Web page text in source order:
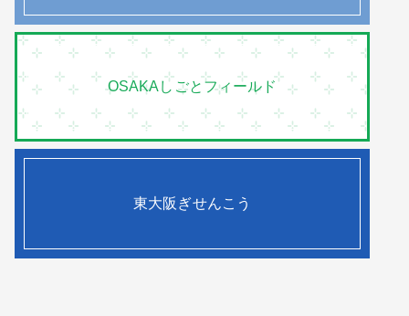
OSAKAしごとフィールド
東大阪ぎせんこう